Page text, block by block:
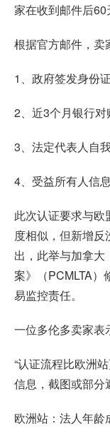
家在收到邮件后60
根据官方邮件，卖
1、政府签发身份
2、近3个月银行对
3、法定代表人自
4、受益所有人信
此次认证要求与欧
度相似，但新增
出，此举与加拿
案》（PCMLTA）
易监控责任。
一位多伦多卖家表
“认证流程比欧洲
信息，截图或部分
欧洲站：法人年